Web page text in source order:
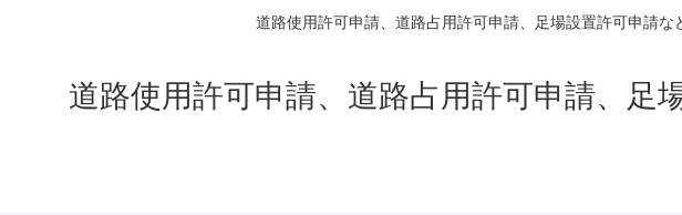
道路使用許可申請、道路占用許可申請、足場設置許可申請
道路使用許可申請、道路占用許可申請、足